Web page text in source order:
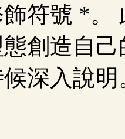
符號 *。
創造自
深入說明